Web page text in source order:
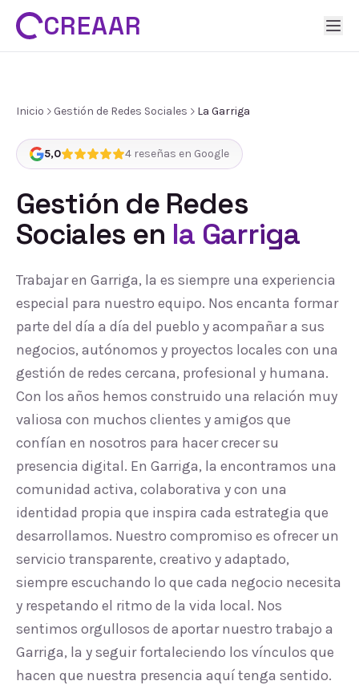
CREAAR
Inicio Gestión de Redes Sociales La Garriga
5,0 4 reseñas en Google
Gestión de Redes
Sociales en la Garriga
Trabajar en Garriga, la es siempre una experiencia
especial para nuestro equipo. Nos encanta formar
parte del día a día del pueblo y acompañar a sus
negocios, autónomos y proyectos locales con una
gestión de redes cercana, profesional y humana.
Con los años hemos construido una relación muy
valiosa con muchos clientes y amigos que
confían en nosotros para hacer crecer su
presencia digital. En Garriga, la encontramos una
comunidad activa, colaborativa y con una
identidad propia que inspira cada estrategia que
desarrollamos. Nuestro compromiso es ofrecer un
servicio transparente, creativo y adaptado,
siempre escuchando lo que cada negocio necesita
y respetando el ritmo de la vida local. Nos
sentimos orgullosos de aportar nuestro trabajo a
Garriga, la y seguir fortaleciendo los vínculos que
hacen que nuestra presencia aquí tenga sentido.